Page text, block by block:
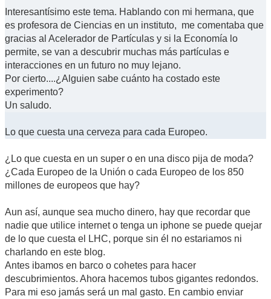
Interesantísimo este tema. Hablando con mi hermana, que
es profesora de Ciencias en un instituto, me comentaba que
gracias al Acelerador de Partículas y si la Economía lo
permite, se van a descubrir muchas más partículas e
interacciones en un futuro no muy lejano.
Por cierto....¿Alguien sabe cuánto ha costado este
experimento?
Un saludo.
Lo que cuesta una cerveza para cada Europeo.
¿Lo que cuesta en un super o en una disco pija de moda?
¿Cada Europeo de la Unión o cada Europeo de los 850
millones de europeos que hay?
Aun así, aunque sea mucho dinero, hay que recordar que
nadie que utilice internet o tenga un iphone se puede quejar
de lo que cuesta el LHC, porque sin él no estariamos ni
charlando en este blog.
Antes ibamos en barco o cohetes para hacer
descubrimientos. Ahora hacemos tubos gigantes redondos.
Para mi eso jamás será un mal gasto. En cambio enviar